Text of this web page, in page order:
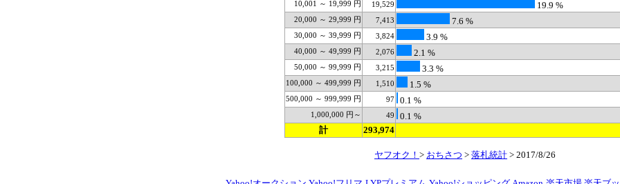
10,001 ～ 19,999 円 19,529 19.9 %
20,000 ～ 29,999 円 7,413 7.6 %
30,000 ～ 39,999 円 3,824 3.9 %
40,000 ～ 49,999 円 2,076 2.1 %
50,000 ～ 99,999 円 3,215 3.3 %
100,000 ～ 499,999 円 1,510 1.5 %
500,000 ～ 999,999 円 97 0.1 %
1,000,000 円～ 49
0.1 %
計
293,974
ヤフオク！ > おちさつ > 落札統計 > 2017/8/26